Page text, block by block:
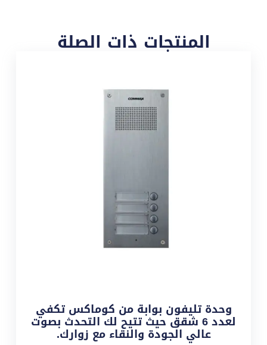
المنتجات ذات الصلة
وحدة تليفون بوابة من كوماكس تكفي
لعدد 6 شقق حيث تتيح لك التحدث بصوت
عالي الجودة والنقاء مع زوارك.